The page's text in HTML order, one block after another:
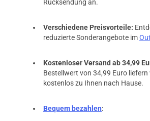
Rücksendung an.
Verschiedene Preisvorteile:
reduzierte Sonderangebote im
Kostenloser Versand ab 34,99
Bestellwert von 34,99 Euro
kostenlos zu Ihnen nach Hause.
Bequem bezahlen: